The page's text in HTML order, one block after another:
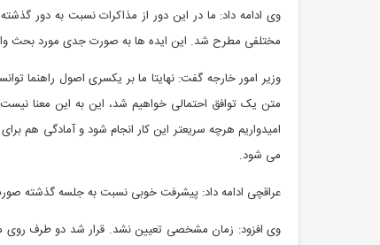
وی ادامه داد: ما در این دور از مذاکرات نسبت به دور
مختلفی مطرح شد. این ایده ها به صورت جدی مورد بحث
وزیر امور خارجه گفت: نهایتا ما بر یکسری اصول راهنما
متن یک توافق احتمالی خواهیم شد، این به این معنا
امیدواریم هرچه سریعتر این کار انجام شود و آمادگی هم
می شود.
عراقچی ادامه داد: پیشرفت خوبی نسبت به جلسه گذشته
وی افزود: زمان مشخصی تعیین نشد. قرار شد دو طرف روی